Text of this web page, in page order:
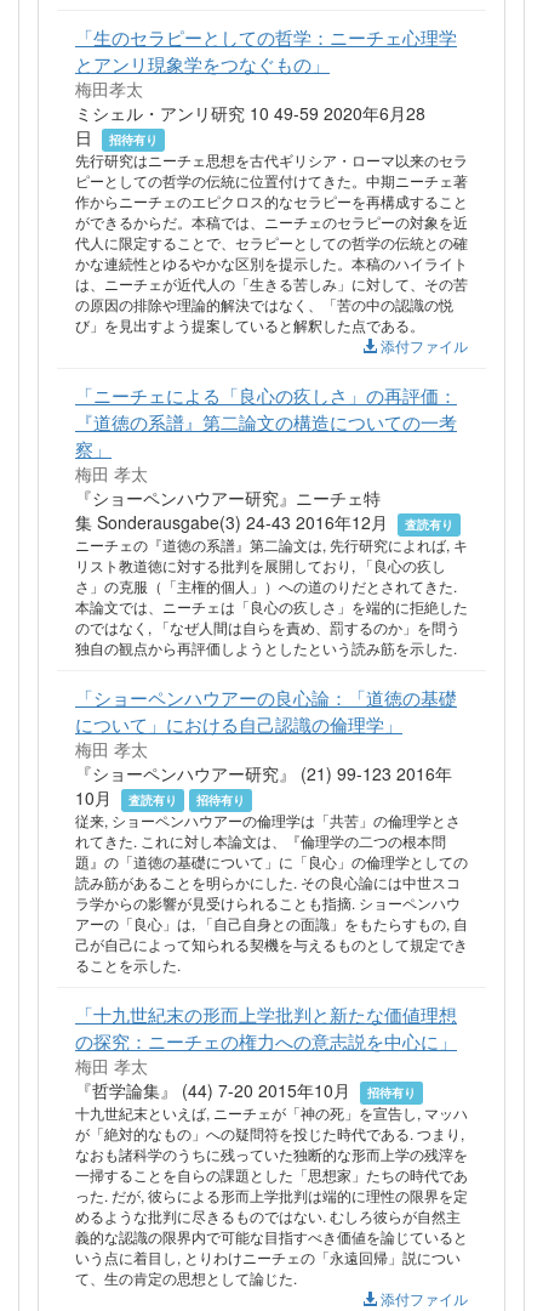
「生のセラピーとしての哲学：ニーチェ心理学
とアンリ現象学をつなぐもの」
梅田孝太
ミシェル・アンリ研究 10 49-59 2020年6月28
日
招待有り
先行研究はニーチェ思想を古代ギリシア・ローマ以来のセラ
ピーとしての哲学の伝統に位置付けてきた。中期ニーチェ著
作からニーチェのエピクロス的なセラピーを再構成すること
ができるからだ。本稿では、ニーチェのセラピーの対象を近
代人に限定することで、セラピーとしての哲学の伝統との確
かな連続性とゆるやかな区別を提示した。本稿のハイライト
は、ニーチェが近代人の「生きる苦しみ」に対して、その苦
の原因の排除や理論的解決ではなく、「苦の中の認識の悦
び」を見出すよう提案していると解釈した点である。
添付ファイル
「ニーチェによる「良心の疚しさ」の再評価：
『道徳の系譜』第二論文の構造についての一考
察」
梅田 孝太
『ショーペンハウアー研究』ニーチェ特
集 Sonderausgabe(3) 24-43 2016年12月
査読有り
ニーチェの『道徳の系譜』第二論文は, 先行研究によれば, キ
リスト教道徳に対する批判を展開しており, 「良心の疚し
さ」の克服（「主権的個人」）への道のりだとされてきた.
本論文では、ニーチェは「良心の疚しさ」を端的に拒絶した
のではなく, 「なぜ人間は自らを責め、罰するのか」を問う
独自の観点から再評価しようとしたという読み筋を示した.
「ショーペンハウアーの良心論：「道徳の基礎
について」における自己認識の倫理学」
梅田 孝太
『ショーペンハウアー研究』 (21) 99-123 2016年
10月
査読有り 招待有り
従来, ショーペンハウアーの倫理学は「共苦」の倫理学とさ
れてきた. これに対し本論文は、『倫理学の二つの根本問
題』の「道徳の基礎について」に「良心」の倫理学としての
読み筋があることを明らかにした. その良心論には中世スコ
ラ学からの影響が見受けられることも指摘. ショーペンハウ
アーの「良心」は, 「自己自身との面識」をもたらすもの, 自
己が自己によって知られる契機を与えるものとして規定でき
ることを示した.
「十九世紀末の形而上学批判と新たな価値理想
の探究：ニーチェの権力への意志説を中心に」
梅田 孝太
『哲学論集』 (44) 7-20 2015年10月
招待有り
十九世紀末といえば, ニーチェが「神の死」を宣告し, マッハ
が「絶対的なもの」への疑問符を投じた時代である. つまり,
なおも諸科学のうちに残っていた独断的な形而上学の残滓を
一掃することを自らの課題とした「思想家」たちの時代であ
った. だが, 彼らによる形而上学批判は端的に理性の限界を定
めるような批判に尽きるものではない. むしろ彼らが自然主
義的な認識の限界内で可能な目指すべき価値を論じていると
いう点に着目し, とりわけニーチェの「永遠回帰」説につい
て、生の肯定の思想として論じた.
添付ファイル